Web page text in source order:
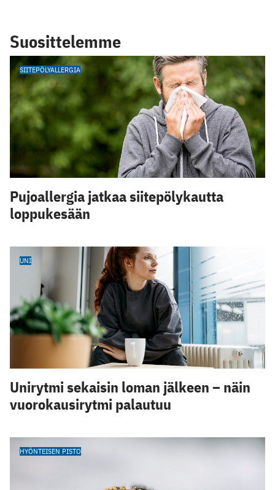
Suosittelemme
SIITEPÖLYALLERGIA
Pujoallergia jatkaa siitepölykautta
loppukesään
UNI
Unirytmi sekaisin loman jälkeen – näin
vuorokausirytmi palautuu
HYÖNTEISEN PISTO